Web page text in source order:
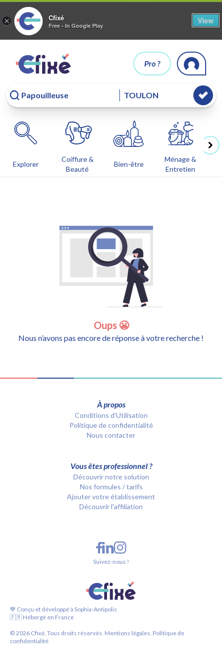
× Cfixé
Free - In Google Play
View
Pro ?
Explorer
Coiffure &
Beauté
Bien-être
Ménage &
Entretien
Oups 😬
Nous n’avons pas encore de réponse à votre recherche !
À propos
Conditions d’Utilisation
Politique de confidentialité
Nous contacter
Vous êtes professionnel ?
Découvrir notre solution
Nos formules / tarifs
Ajouter votre établissement
Découvrir l'affiliation
💙 Conçu et développé à Sophia-Antipolis
🇫🇷 Hébergé en France
©2026 Cfixé. Tous droits réservés. Mentions légales. Politique de
confidentialité
Suivez-nous !